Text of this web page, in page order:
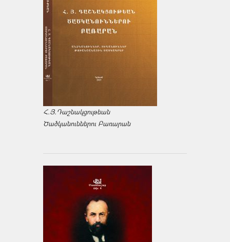
Հ.Յ.Դաշնակցութեան
Ծածկանուններու Բառարան